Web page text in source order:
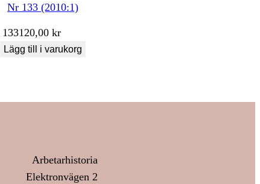
Nr 133 (2010:1)
133120,00kr
Lägg till i varukorg
Arbetarhistoria
Elektronvägen 2